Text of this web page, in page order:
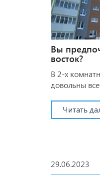
Вы
восток?
В 2-х
довольны
Читать
29.06.2023